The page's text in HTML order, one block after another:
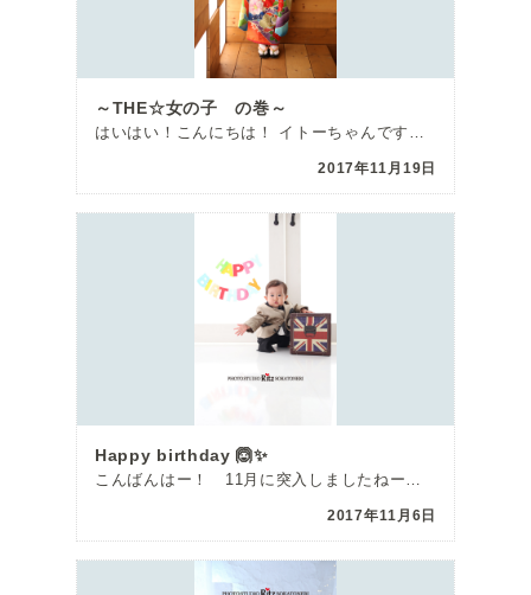
～THE☆女の子 の巻～
はいはい！こんにちは！ イトーちゃんです！ いつもは最近のお出かけネタで始まるイトーちゃんのBLOG […]
2017年11月19日
Happy birthday 🙆✨
2017年11月6日